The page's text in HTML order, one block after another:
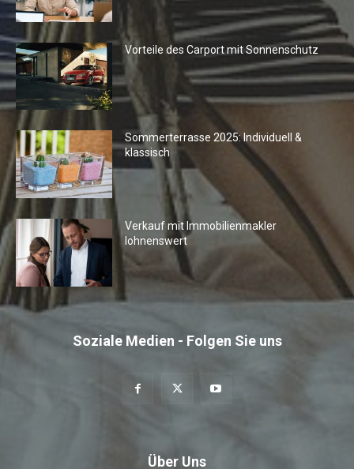
Vorteile des Carport mit Sonnenschutz
Sommerterrasse 2025: Individuell &
klassisch
Verkauf mit Immobilienmakler
lohnenswert
Soziale Medien - Folgen Sie uns
Über Uns